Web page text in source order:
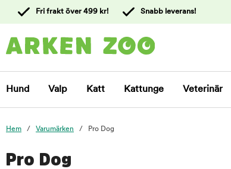
kundtjänst
Fri frakt över 499 kr! Snabb leverans!
Hund Valp Katt Kattunge Veterinär
Hem Varumärken Pro Dog
Pro Dog